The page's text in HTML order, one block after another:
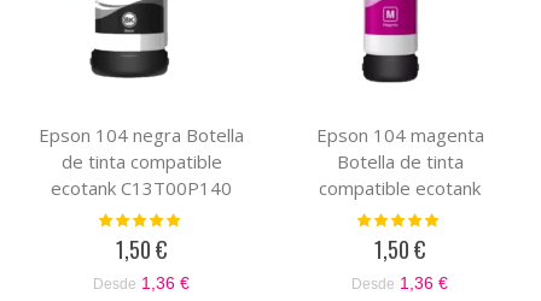
Epson 104 negra Botella
de tinta compatible
ecotank C13T00P140
Valoración:
1,50 €
Desde 1,36 €
Epson 104 magenta
Botella de tinta
compatible ecotank
C13T00P340
Valoración:
1,50 €
Desde 1,36 €